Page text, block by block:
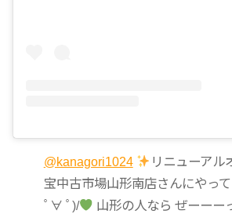
@kanagori1024 リニューアル
宝中古市場山形南店さんにやっ
ﾟ∀ ﾟ)/
山形の人なら ぜーーー